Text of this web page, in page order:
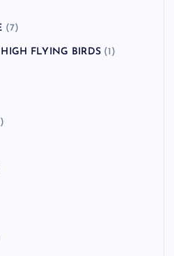
(7)
FLYING BIRDS(1)